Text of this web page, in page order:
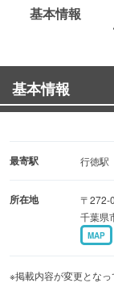
基本情報
基本情報
最寄駅 行徳駅
所在地
〒272-
千葉県
MAP
※掲載内容が変更とな